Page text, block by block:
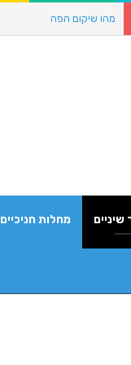
מהו שיקום הפה
שיניים מחלות חניכיים